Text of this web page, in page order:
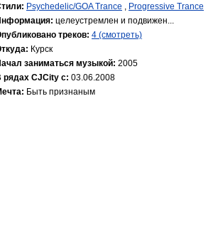
Psychedelic/GOA Trance , Progressive Trance
целеустремлен и подвижен...
треков: 4 (смотреть)
Курск
заниматься музыкой: 2005
рядах CJCity с: 03.06.2008
Быть признаным